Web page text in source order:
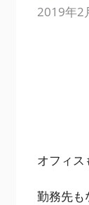
2019年2
オフィス
勤務先も